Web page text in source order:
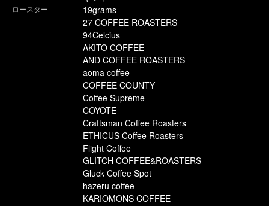
ロースター
19grams
27 COFFEE ROASTERS
94Celcius
AKITO COFFEE
AND COFFEE ROASTERS
aoma coffee
COFFEE COUNTY
Coffee Supreme
COYOTE
Craftsman Coffee Roasters
ETHICUS Coffee Roasters
Flight Coffee
GLITCH COFFEE&ROASTERS
Gluck Coffee Spot
hazeru coffee
KARIOMONS COFFEE